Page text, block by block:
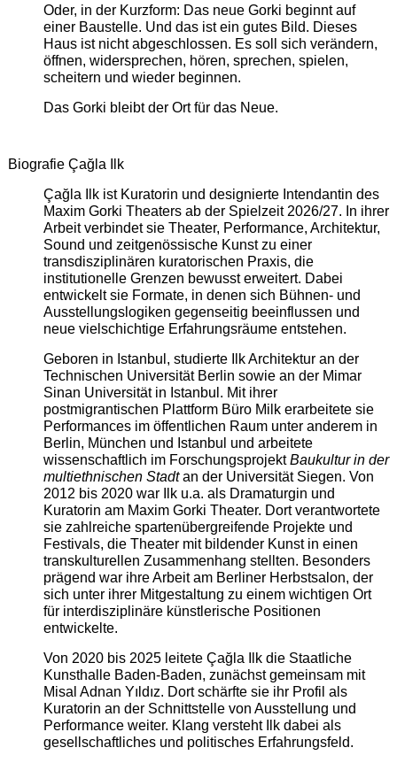
Oder, in der Kurzform: Das neue Gorki beginnt auf
einer Baustelle. Und das ist ein gutes Bild. Dieses
Haus ist nicht abgeschlossen. Es soll sich verändern,
öffnen, widersprechen, hören, sprechen, spielen,
scheitern und wieder beginnen.
Das Gorki bleibt der Ort für das Neue.
Biografie Çağla Ilk
Çağla Ilk ist Kuratorin und designierte Intendantin des
Maxim Gorki Theaters ab der Spielzeit 2026/27. In ihrer
Arbeit verbindet sie Theater, Performance, Architektur,
Sound und zeitgenössische Kunst zu einer
transdisziplinären kuratorischen Praxis, die
institutionelle Grenzen bewusst erweitert. Dabei
entwickelt sie Formate, in denen sich Bühnen- und
Ausstellungslogiken gegenseitig beeinflussen und
neue vielschichtige Erfahrungsräume entstehen.
Geboren in Istanbul, studierte Ilk Architektur an der
Technischen Universität Berlin sowie an der Mimar
Sinan Universität in Istanbul. Mit ihrer
postmigrantischen Plattform Büro Milk erarbeitete sie
Performances im öffentlichen Raum unter anderem in
Berlin, München und Istanbul und arbeitete
wissenschaftlich im ForschungsprojektBaukultur in der
multiethnischen Stadtan der Universität Siegen. Von
2012 bis 2020 war Ilk u.a. als Dramaturgin und
Kuratorin am Maxim Gorki Theater. Dort verantwortete
sie zahlreiche spartenübergreifende Projekte und
Festivals, die Theater mit bildender Kunst in einen
transkulturellen Zusammenhang stellten. Besonders
prägend war ihre Arbeit am Berliner Herbstsalon, der
sich unter ihrer Mitgestaltung zu einem wichtigen Ort
für interdisziplinäre künstlerische Positionen
entwickelte.
Von 2020 bis 2025 leitete Çağla Ilk die Staatliche
Kunsthalle Baden-Baden, zunächst gemeinsam mit
Misal Adnan Yıldız. Dort schärfte sie ihr Profil als
Kuratorin an der Schnittstelle von Ausstellung und
Performance weiter. Klang versteht Ilk dabei als
gesellschaftliches und politisches Erfahrungsfeld.